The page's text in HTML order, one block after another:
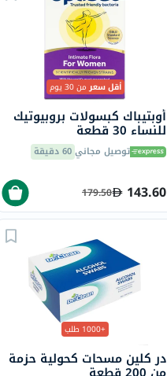
أقل سعرمن 30 يوم
أوبتيباك كبسولات بروبيوتيك
للنساء 30 قطعة
توصيل مجاني60 دقيقة
143.60
179.50
+1000 طلب
در كلين مسحات كحولية حزمة